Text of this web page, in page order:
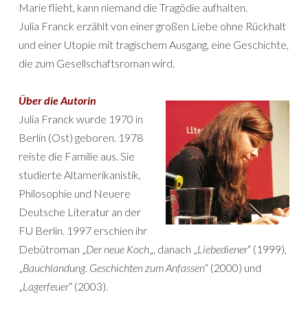
Marie flieht, kann niemand die Tragödie aufhalten.
Julia Franck erzählt von einer großen Liebe ohne Rückhalt
und einer Utopie mit tragischem Ausgang, eine Geschichte,
die zum Gesellschaftsroman wird.
Über die Autorin
Julia Franck wurde 1970 in
Berlin (Ost) geboren. 1978
reiste die Familie aus. Sie
studierte Altamerikanistik,
Philosophie und Neuere
Deutsche Literatur an der
FU Berlin. 1997 erschien ihr
Debütroman „Der neue Koch„, danach „Liebediener“ (1999),
„Bauchlandung. Geschichten zum Anfassen“ (2000) und
„Lagerfeuer“ (2003).